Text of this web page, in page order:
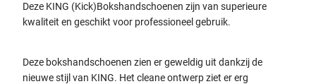
Deze KING (Kick)Bokshandschoenen zijn van superieure
kwaliteit en geschikt voor professioneel gebruik.
Deze bokshandschoenen zien er geweldig uit dankzij de
nieuwe stijl van KING. Het cleane ontwerp ziet er erg